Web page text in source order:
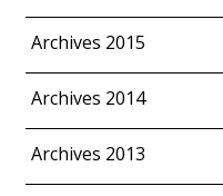
Archives 2015
Archives 2014
Archives 2013